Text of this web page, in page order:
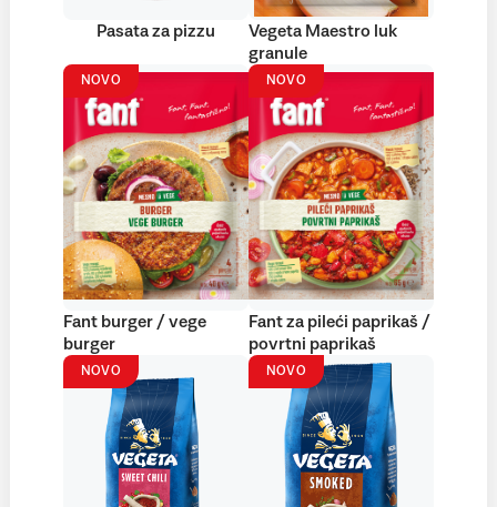
Pasata za pizzu
Vegeta Maestro luk
granule
NOVO
Fant burger / vege
burger
NOVO
Fant za pileći paprikaš /
povrtni paprikaš
NOVO NOVO